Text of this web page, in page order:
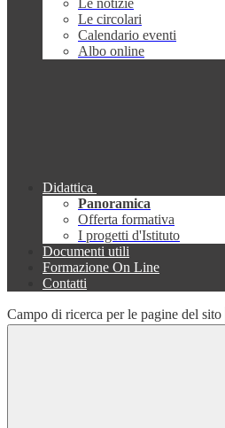
Le notizie
Le circolari
Calendario eventi
Albo online
Didattica
Panoramica
Offerta formativa
I progetti d'Istituto
Documenti utili
Formazione On Line
Contatti
Campo di ricerca per le pagine del sito